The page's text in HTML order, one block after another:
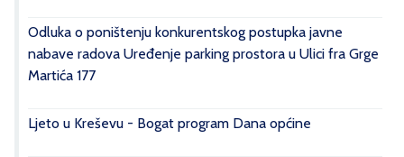
Odluka o poništenju konkurentskog postupka javne
nabave radova Uređenje parking prostora u Ulici fra Grge
Martića 177
Ljeto u Kreševu - Bogat program Dana općine